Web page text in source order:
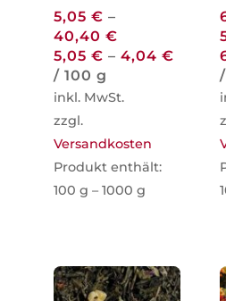
5,05 € –
40,40 €
5,05 € – 4,04 €
/ 100 g
inkl. MwSt.
zzgl.
Versandkosten
Produkt enthält:
100 g – 1000 g